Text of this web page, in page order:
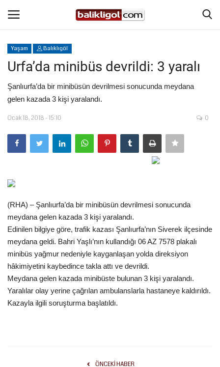
Giriş Yap
Anasayfa
Köşe Yazıları
Şanlıurfa
Magazin
Spor
Gündem
Tekno Bilim
Ekonomi
Yaşam Balıklıgöl
Urfa’da minibüs devrildi: 3 yaralı
Şanlıurfa’da bir minibüsün devrilmesi sonucunda meydana
gelen kazada 3 kişi yaralandı.
Ocak 18, 2018 - 15:10 0
(RHA) – Şanlıurfa’da bir minibüsün devrilmesi sonucunda
meydana gelen kazada 3 kişi yaralandı.
Edinilen bilgiye göre, trafik kazası Şanlıurfa’nın Siverek ilçesinde
meydana geldi. Bahri Yaşlı’nın kullandığı 06 AZ 7578 plakalı
minibüs yağmur nedeniyle kayganlaşan yolda direksiyon
hâkimiyetini kaybedince takla attı ve devrildi.
Meydana gelen kazada minibüste bulunan 3 kişi yaralandı.
Yaralılar olay yerine çağrılan ambulanslarla hastaneye kaldırıldı.
Kazayla ilgili soruşturma başlatıldı.
ÖNCEKI HABER